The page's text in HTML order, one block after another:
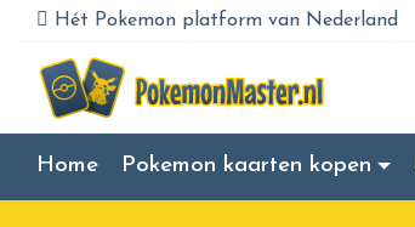
Hét Pokemon platform van Nederland
Home Pokemon kaarten kopen